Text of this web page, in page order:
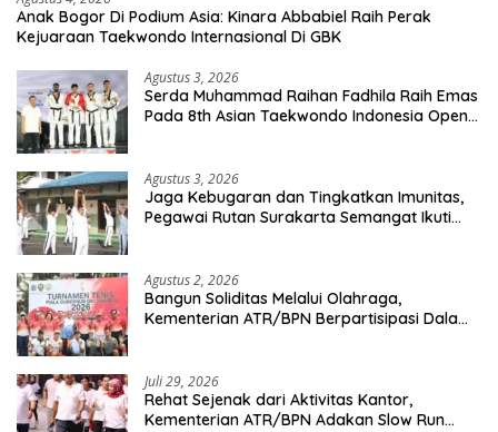
Anak Bogor Di Podium Asia: Kinara Abbabiel Raih Perak
Kejuaraan Taekwondo Internasional Di GBK
Agustus 3, 2026
Serda Muhammad Raihan Fadhila Raih Emas
Pada 8th Asian Taekwondo Indonesia Open
Agustus 3, 2026
Jaga Kebugaran dan Tingkatkan Imunitas,
Pegawai Rutan Surakarta Semangat Ikuti
Agustus 2, 2026
Bangun Soliditas Melalui Olahraga,
Kementerian ATR/BPN Berpartisipasi Dalam
Juli 29, 2026
Rehat Sejenak dari Aktivitas Kantor,
Kementerian ATR/BPN Adakan Slow Run